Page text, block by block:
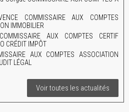
COMMISSAIRE AUX COMPTES
IMMOBILIER
AUX COMPTES CERTIF
CRÉDIT IMPÔT
AUX COMPTES ASSOCIATION
LÉGAL
Voir toutes les actualités